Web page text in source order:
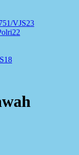
VJS23
22
18